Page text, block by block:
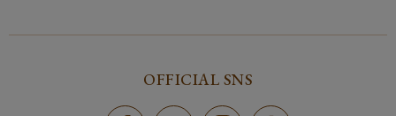
OFFICIAL SNS